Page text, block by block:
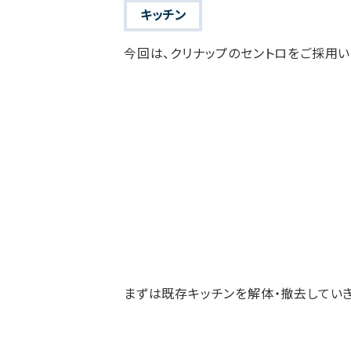
キッチン
今回は、クリナップのセントロをご採用
まずは既存キッチンを解体・撤去してい